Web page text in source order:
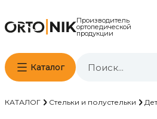
Производитель
ортопедической
продукции
Каталог
КАТАЛОГ Стельки и полустельки